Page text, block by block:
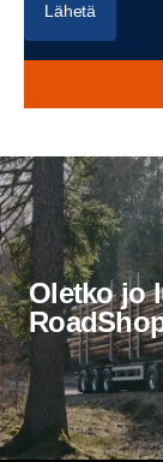
Lähetä
Oletko jo lukenut Scania